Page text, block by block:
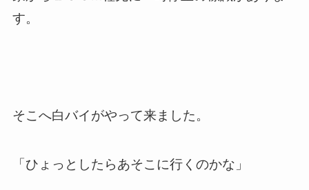
す。
そこへ白バイがやって来ました。
「ひょっとしたらあそこに行くのかな」